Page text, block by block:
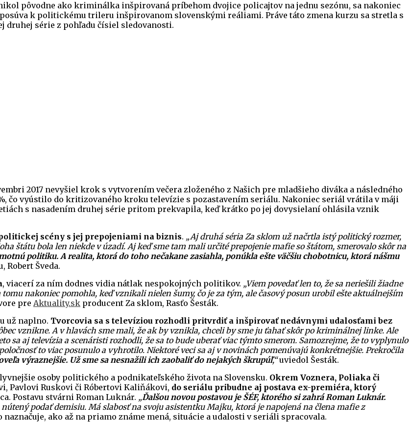
pôvodne ako kriminálka inšpirovaná príbehom dvojice policajtov na jednu sezónu, sa nakoniec
k politickému trileru inšpirovanom slovenskými reáliami. Práve táto zmena kurzu sa stretla s
druhej série z pohľadu čísiel sledovanosti.
2017 nevyšiel krok s vytvorením večera zloženého z Našich pre mladšieho diváka a následného
čo vyústilo do kritizovaného kroku televízie s pozastavením seriálu. Nakoniec seriál vrátila v máji
s nasadením druhej série pritom prekvapila, keď krátko po jej dovysielaní ohlásila vznik
scény s jej prepojeniami na biznis. „Aj druhá séria Za sklom už načrtla istý politický rozmer,
štátu bola len niekde v úzadí. Aj keď sme tam mali určité prepojenie mafie so štátom, smerovalo skôr na
politiku. A realita, ktorá do toho nečakane zasiahla, ponúkla ešte väčšiu chobotnicu, ktorá nášmu
Robert Šveda.
, viacerí za ním dodnes vidia nátlak nespokojných politikov. „Viem povedať len to, že sa neriešili žiadne
nakoniec pomohla, keď vznikali nielen šumy, čo je za tým, ale časový posun urobil ešte aktuálnejším
pre Aktuality.sk producent Za sklom, Rasťo Šesták.
už naplno. Tvorcovia sa s televíziou rozhodli pritvrdiť a inšpirovať nedávnymi udalosťami bez
vznikne. A v hlavách sme mali, že ak by vznikla, chceli by sme ju ťahať skôr po kriminálnej linke. Ale
sa aj televízia a scenáristi rozhodli, že sa to bude uberať viac týmto smerom. Samozrejme, že to vyplynulo
to viac posunulo a vyhrotilo. Niektoré veci sa aj v novinách pomenúvajú konkrétnejšie. Prekročila
výraznejšie. Už sme sa nesnažili ich zaobaliť do nejakých škrupúľ,“uviedol Šesták.
osoby politického a podnikateľského života na Slovensku. Okrem Voznera, Poliaka či
Pavlovi Ruskovi či Róbertovi Kaliňákovi, do seriálu pribudne aj postava ex-premiéra, ktorý
Postavu stvárni Roman Luknár. „Ďalšou novou postavou je ŠÉF, ktorého si zahrá Roman Luknár.
podať demisiu. Má slabosť na svoju asistentku Majku, ktorá je napojená na člena mafie z
ako až na priamo známe mená, situácie a udalosti v seriáli spracovala.